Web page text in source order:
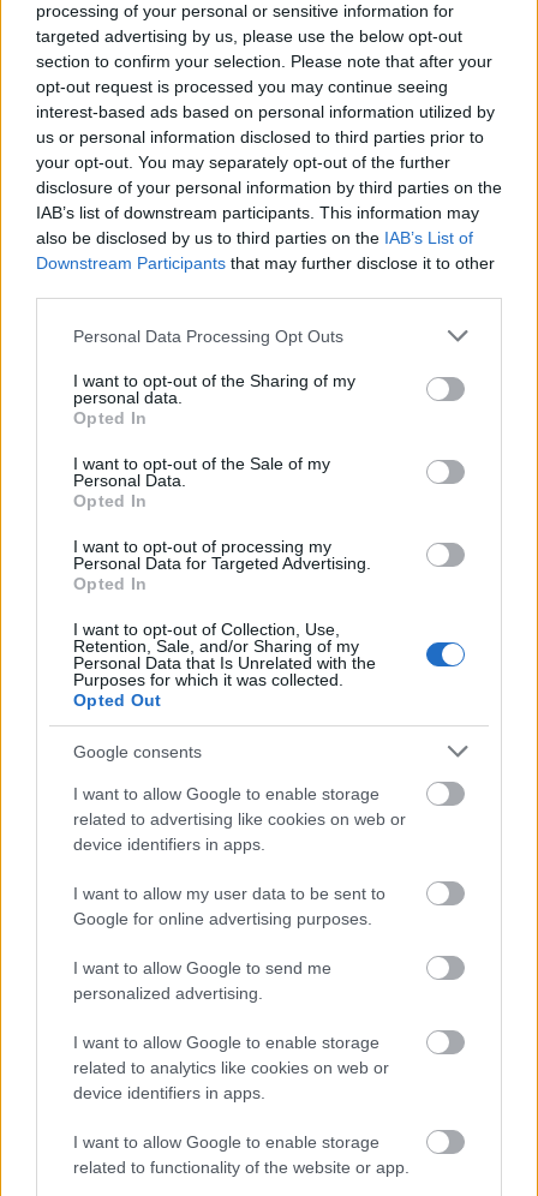
processing of your personal or sensitive information for
targeted advertising by us, please use the below opt-out
section to confirm your selection. Please note that after your
opt-out request is processed you may continue seeing
interest-based ads based on personal information utilized by
us or personal information disclosed to third parties prior to
your opt-out. You may separately opt-out of the further
disclosure of your personal information by third parties on the
IAB’s list of downstream participants. This information may
also be disclosed by us to third parties on the IAB’s List of
Downstream Participants that may further disclose it to other
Please note that this website/app uses one or more Google
not limited to your visit or usage behaviour. You may click to
grant or deny consent to Google and its third-party tags to
use your data for below specified purposes in below Google
consent section.
Personal Data Processing Opt Outs
I want to opt-out of the Sharing of my
personal data.
Opted In
I want to opt-out of the Sale of my
Personal Data.
Opted In
I want to opt-out of processing my
Personal Data for Targeted Advertising.
Opted In
I want to opt-out of Collection, Use,
Retention, Sale, and/or Sharing of my
Personal Data that Is Unrelated with the
Purposes for which it was collected.
Opted Out
Google consents
I want to allow Google to enable storage
related to advertising like cookies on web or
device identifiers in apps.
I want to allow my user data to be sent to
Google for online advertising purposes.
I want to allow Google to send me
personalized advertising.
I want to allow Google to enable storage
related to analytics like cookies on web or
device identifiers in apps.
I want to allow Google to enable storage
related to functionality of the website or app.
Ennek a szemléletnek lett szimbóluma az idei évben
Paulik Fecó, akinek személyisége, szelleme,
életigenlése lett az alapítvány kommunikációjának
központi eleme. Fecót soha nem a teste határozta
meg, hanem az a szabad szellem, amely példát
mutat mindannyiunknak. Az ő történetére épült az a
videó is, amely az alapítvány idei fesztiválos
jelenlétét kísérte, és amely nem csupán egy kisfilm,
hanem egy üzenet a társadalom felé: a szabadság, a
részvétel és az öröm nem kiváltság, hanem alapvető
jelenlét nemcsak a szórakozásról szól. Ez egy
társadalmi üzenet, amely áttör falakat, ledönt
embereket. A Nem Adom Fel Alapítvány ezzel a
szereplésével nemcsak kollégái, önkéntesei és
barátai számára adott felejthetetlen élményt, hanem
a szélesebb közösségnek is irányt mutatott: hogyan
lehet befogadóbb, elfogadóbb és emberibb
társadalmat építeni.